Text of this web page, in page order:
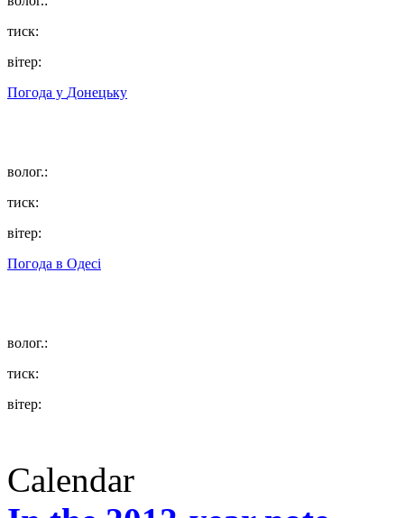
тиск:
вітер:
Погода у Донецьку
волог.:
тиск:
вітер:
Погода в Одесі
волог.:
тиск:
вітер:
Calendar